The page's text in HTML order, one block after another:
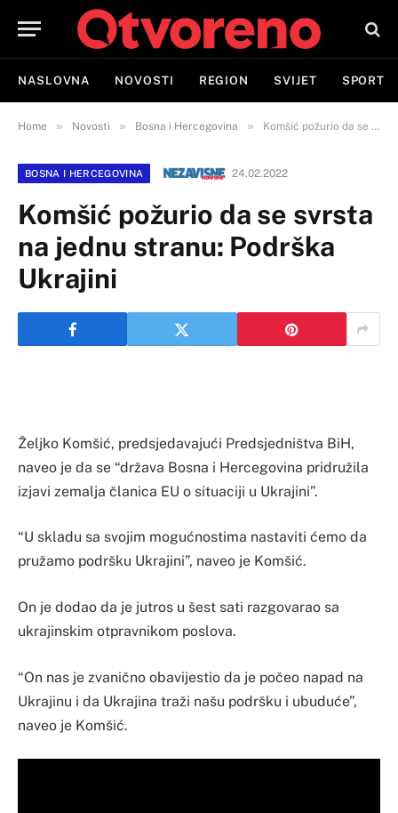
NASLOVNA NOVOSTI REGION SVIJET SPORT
Home » Novosti » Bosna i Hercegovina » Komšić požurio da se svrsta na jednu stranu: Podrška Ukrajini
BOSNA I HERCEGOVINA 24.02.2022
Komšić požurio da se svrsta
na jednu stranu: Podrška
Ukrajini
Željko Komšić, predsjedavajući Predsjedništva BiH,
naveo je da se “država Bosna i Hercegovina pridružila
izjavi zemalja članica EU o situaciji u Ukrajini”.
“U skladu sa svojim mogućnostima nastaviti ćemo da
pružamo podršku Ukrajini”, naveo je Komšić.
On je dodao da je jutros u šest sati razgovarao sa
ukrajinskim otpravnikom poslova.
“On nas je zvanično obavijestio da je počeo napad na
Ukrajinu i da Ukrajina traži našu podršku i ubuduće”,
naveo je Komšić.